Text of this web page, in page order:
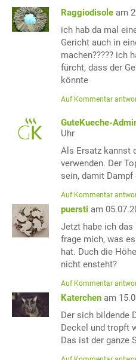
Raggiodisole am
ich hab da mal
Gericht auch in
machen????? ich
fürcht, dass der
könnte
Auf Kommentar
GuteKueche-
Uhr
Als Ersatz kannst
verwenden. Der
sein, damit Dampf
Auf Kommentar
puersti am
Jetzt habe ich das
frage mich, was
hat. Duch die
nicht ensteht?
Auf Kommentar
Katerchen am
Der sich bildende
Deckel und tropft
Das ist der ganze